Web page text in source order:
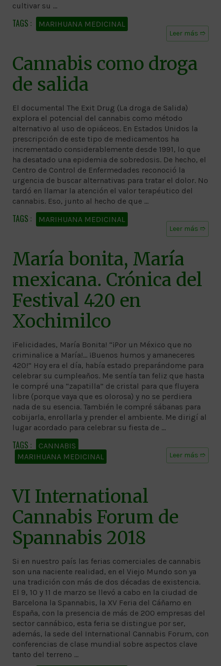
cultivar su …
Leer más ➱
MARIHUANA MEDICINAL
Cannabis como droga
de salida
El documental The Exit Drug (La droga de Salida)
explora el potencial del cannabis como método
alternativo al uso de opiáceos. En Estados Unidos la
prescripción de este tipo de medicamentos ha
incrementado considerablemente desde 1991, lo que
ha desatado una epidemia de sobredosis. De hecho, el
Centro de Control de Enfermedades reconoció la
urgencia de buscar alternativas para tratar el dolor. No
tardó en llamar la atención el valor terapéutico del
cannabis. Eso, junto al hecho de que …
Leer más ➱
MARIHUANA MEDICINAL
María bonita, María
mexicana. Crónica del
Festival 420 en
Xochimilco
¡Felicidades, María Bonita! “¡Por un México que no
criminalice a María!… ¡Buenos humos y amaneceres
420!” Hoy era el día, había estado preparándome para
celebrar su cumpleaños. Me sentía tan feliz que hasta
le compré una “zapatilla” de cristal para que fluyera
libre (porque vaya que es olorosa) y no se perdiera
nada de su esencia. También le compré sábanas para
cobijarla, enrollarla y prender el ambiente. Me dirigí al
lugar acordado para celebrar su fiesta de …
Leer más ➱
CANNABIS
MARIHUANA MEDICINAL
VI International
Cannabis Forum de
Spannabis 2018
Si en nuestro país las ferias comerciales de cannabis
son una naciente realidad, en el Viejo Mundo son ya
una tradición con más de dos décadas de existencia.
El 9, 10 y 11 de marzo se llevó a cabo en la ciudad de
Barcelona la Spannabis, la XV Feria del Cáñamo en
España, con la presencia de más de 200 empresas del
sector cannábico, esta feria se distingue por ser,
además, la sede del International Cannabis Forum, con
conferencias de clase mundial sobre aspectos clave
tanto del terreno …